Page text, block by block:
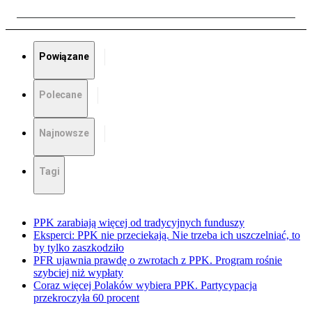
Powiązane
Polecane
Najnowsze
Tagi
PPK zarabiają więcej od tradycyjnych funduszy
Eksperci: PPK nie przeciekają. Nie trzeba ich uszczelniać, to
by tylko zaszkodziło
PFR ujawnia prawdę o zwrotach z PPK. Program rośnie
szybciej niż wypłaty
Coraz więcej Polaków wybiera PPK. Partycypacja
przekroczyła 60 procent